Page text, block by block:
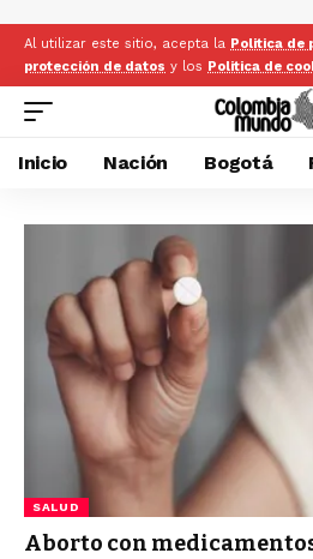
Al utilizar este sitio, acepta la Politica de
protección de datos y los Politica de
Inicio Nación Bogotá
SALUD
Aborto con